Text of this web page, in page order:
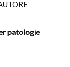
patologie